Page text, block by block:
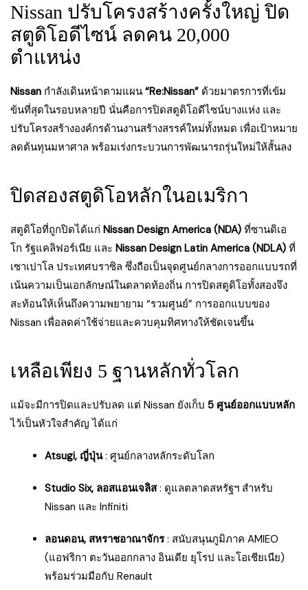
Nissan ปรับโครงสร้างครั้งใหญ่ ปิด
สตูดิโอดีไซน์ ลดคน 20,000
ตำแหน่ง
Nissan กำลังเดินหน้าตามแผน “Re:Nissan” ด้วยมาตรการที่เข้ม
ข้นที่สุดในรอบหลายปี นั่นคือการปิดสตูดิโอดีไซน์บางแห่ง และ
ปรับโครงสร้างองค์กรด้านงานสร้างสรรค์ใหม่ทั้งหมด เพื่อเป้าหมาย
ลดต้นทุนมหาศาล พร้อมเร่งกระบวนการพัฒนารถรุ่นใหม่ให้สั้นลง
ปิดสองสตูดิโอหลักในอเมริกา
สตูดิโอที่ถูกปิดได้แก่ Nissan Design America (NDA) ที่ซานดิเอ
โก รัฐแคลิฟอร์เนีย และ Nissan Design Latin America (NDLA) ที่
เซาเปาโล ประเทศบราซิล ซึ่งถือเป็นจุดศูนย์กลางการออกแบบรถที่
เน้นความเป็นเอกลักษณ์ในตลาดท้องถิ่น การปิดสตูดิโอทั้งสองจึง
สะท้อนให้เห็นถึงความพยายาม “รวมศูนย์” การออกแบบของ
Nissan เพื่อลดค่าใช้จ่ายและควบคุมทิศทางให้ชัดเจนขึ้น
เหลือเพียง 5 ฐานหลักทั่วโลก
แม้จะมีการปิดและปรับลด แต่ Nissan ยังเก็บ 5 ศูนย์ออกแบบหลัก
ไว้เป็นหัวใจสำคัญ ได้แก่
Atsugi, ญี่ปุ่น: ศูนย์กลางหลักระดับโลก
Studio Six, ลอสแอนเจลิส: ดูแลตลาดสหรัฐฯ สำหรับ
Nissan และ Infiniti
ลอนดอน, สหราชอาณาจักร: สนับสนุนภูมิภาค AMIEO
(แอฟริกา ตะวันออกกลาง อินเดีย ยุโรป และโอเชียเนีย)
พร้อมร่วมมือกับ Renault